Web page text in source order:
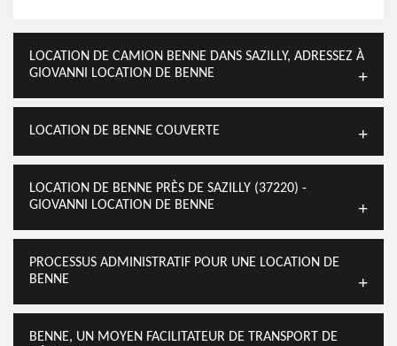
LOCATION DE CAMION BENNE DANS SAZILLY, ADRESSEZ À
GIOVANNI LOCATION DE BENNE
LOCATION DE BENNE COUVERTE
LOCATION DE BENNE PRÈS DE SAZILLY (37220) -
GIOVANNI LOCATION DE BENNE
PROCESSUS ADMINISTRATIF POUR UNE LOCATION DE
BENNE
BENNE, UN MOYEN FACILITATEUR DE TRANSPORT DE